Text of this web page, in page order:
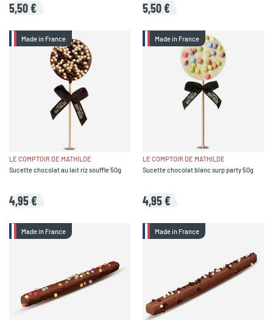
5,50 € 5,50 €
Made in France
LE COMPTOIR DE MATHILDE
Sucette chocolat au lait riz souffle 50g
4,95 €
Made in France
LE COMPTOIR DE MATHILDE
Sucette chocolat blanc surp party 50g
4,95 €
Made in France Made in France